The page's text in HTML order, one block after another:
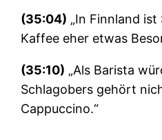
(35:04) „In Finnland
Kaffee eher etwas
(35:10) „Als Barista
Schlagobers gehört
Cappuccino.“